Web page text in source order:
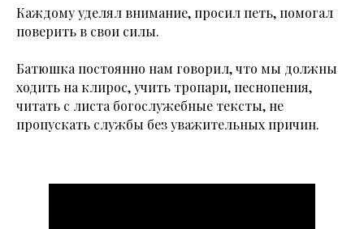
Каждому уделял внимание, просил петь, помогал
поверить в свои силы.
Батюшка постоянно нам говорил, что мы должны
ходить на клирос, учить тропари, песнопения,
читать с листа богослужебные тексты, не
пропускать службы без уважительных причин.